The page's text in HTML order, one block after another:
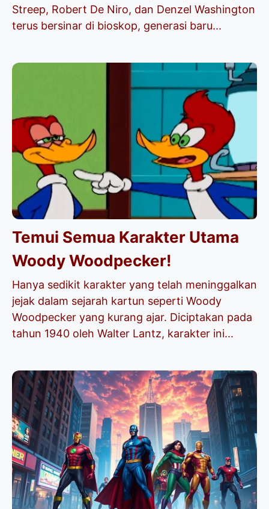
Streep, Robert De Niro, dan Denzel Washington
terus bersinar di bioskop, generasi baru...
Temui Semua Karakter Utama
Woody Woodpecker!
Hanya sedikit karakter yang telah meninggalkan
jejak dalam sejarah kartun seperti Woody
Woodpecker yang kurang ajar. Diciptakan pada
tahun 1940 oleh Walter Lantz, karakter ini...